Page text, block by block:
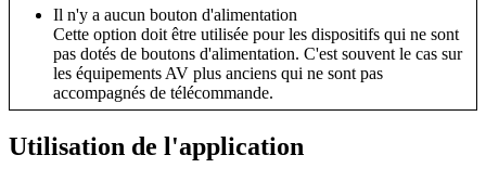
Il n'y a aucun bouton d'alimentation
Cette option doit être utilisée pour les dispositifs qui ne sont
pas dotés de boutons d'alimentation. C'est souvent le cas sur
les équipements AV plus anciens qui ne sont pas
accompagnés de télécommande.
Utilisation de l'application